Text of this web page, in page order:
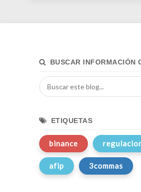
BUSCAR INFORMACIÓN
ETIQUETAS
binance
afip 3commas